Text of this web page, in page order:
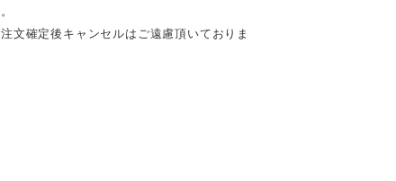
文確定後キャンセルはご遠慮頂いておりま